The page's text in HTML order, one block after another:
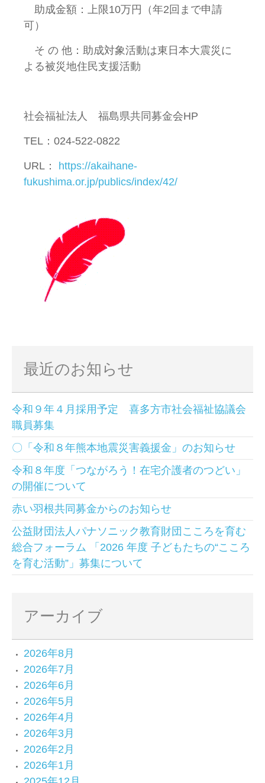
助成金額：上限10万円（年2回まで申請
可）
そ の 他：助成対象活動は東日本大震災に
よる被災地住民支援活動
社会福祉法人 福島県共同募金会HP
TEL：024-522-0822
URL： https://akaihane-
fukushima.or.jp/publics/index/42/
最近のお知らせ
令和９年４月採用予定 喜多方市社会福祉協議会
職員募集
〇「令和８年熊本地震災害義援金」のお知らせ
令和８年度「つながろう！在宅介護者のつどい」
の開催について
赤い羽根共同募金からのお知らせ
公益財団法人パナソニック教育財団こころを育む
総合フォーラム 「2026 年度 子どもたちの“こころ
を育む活動”」募集について
アーカイブ
2026年8月
2026年7月
2026年6月
2026年5月
2026年4月
2026年3月
2026年2月
2026年1月